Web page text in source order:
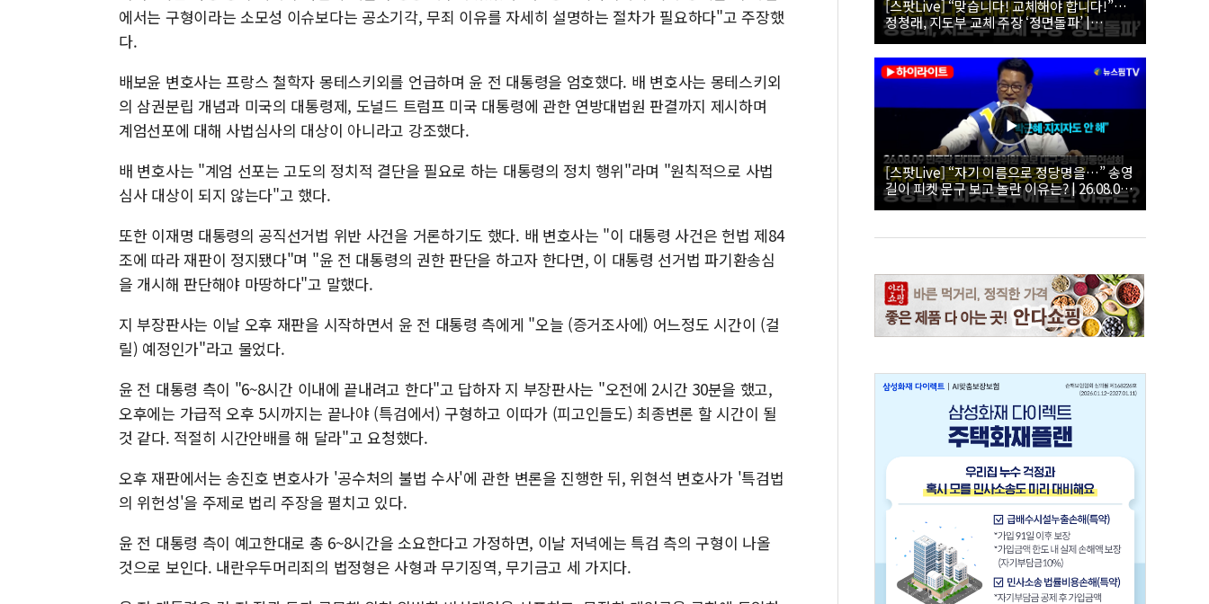
에서는 구형이라는 소모성 이슈보다는 공소기각, 무죄 이유를 자세히 설명하는 절차가 필요하다"고 주장했
다.
배보윤 변호사는 프랑스 철학자 몽테스키외를 언급하며 윤 전 대통령을 엄호했다. 배 변호사는 몽테스키외
의 삼권분립 개념과 미국의 대통령제, 도널드 트럼프 미국 대통령에 관한 연방대법원 판결까지 제시하며
계엄선포에 대해 사법심사의 대상이 아니라고 강조했다.
배 변호사는 "계엄 선포는 고도의 정치적 결단을 필요로 하는 대통령의 정치 행위"라며 "원칙적으로 사법
심사 대상이 되지 않는다"고 했다.
또한 이재명 대통령의 공직선거법 위반 사건을 거론하기도 했다. 배 변호사는 "이 대통령 사건은 헌법 제84
조에 따라 재판이 정지됐다"며 "윤 전 대통령의 권한 판단을 하고자 한다면, 이 대통령 선거법 파기환송심
을 개시해 판단해야 마땅하다"고 말했다.
지 부장판사는 이날 오후 재판을 시작하면서 윤 전 대통령 측에게 "오늘 (증거조사에) 어느정도 시간이 (걸
릴) 예정인가"라고 물었다.
윤 전 대통령 측이 "6~8시간 이내에 끝내려고 한다"고 답하자 지 부장판사는 "오전에 2시간 30분을 했고,
오후에는 가급적 오후 5시까지는 끝나야 (특검에서) 구형하고 이따가 (피고인들도) 최종변론 할 시간이 될
것 같다. 적절히 시간안배를 해 달라"고 요청했다.
오후 재판에서는 송진호 변호사가 '공수처의 불법 수사'에 관한 변론을 진행한 뒤, 위현석 변호사가 '특검법
의 위헌성'을 주제로 법리 주장을 펼치고 있다.
윤 전 대통령 측이 예고한대로 총 6~8시간을 소요한다고 가정하면, 이날 저녁에는 특검 측의 구형이 나올
것으로 보인다. 내란우두머리죄의 법정형은 사형과 무기징역, 무기금고 세 가지다.
[스팟Live] “맞습니다! 교체해야 합니다!”…
정청래, 지도부 교체 주장 ‘정면돌파’ |
26.08.09 더불어민주당 당대표·최고위원 후
보 대구·경북 합동연설회
[스팟Live] “자기 이름으로 정당명을…” 송영
길이 피켓 문구 보고 놀란 이유는? | 26.08.09
더불어민주당 당대표·최고위원 후보 대구·경